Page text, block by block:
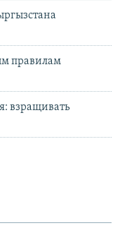
правилам
взращивать